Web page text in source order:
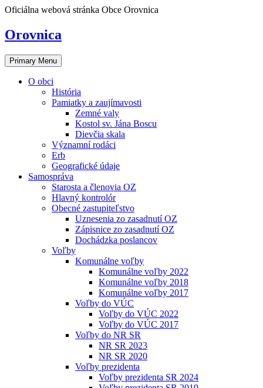
Skip
content
Oficiálna webová stránka Obce Orovnica
Orovnica
Primary Menu
O obci
História
Pamiatky a zaujímavosti
Zemné valy
Kostol sv. Jána Boscu
Dievčia skala
Významní rodáci
Erb
Geografické údaje
Samospráva
Starosta a členovia OZ
Hlavný kontrolór
Obecné zastupiteľstvo
Uznesenia zo zasadnutí OZ
Zápisnice zo zasadnutí OZ
Dochádzka poslancov
Voľby
Komunálne voľby
Komunálne voľby 2022
Komunálne voľby 2018
Komunálne voľby 2017
Voľby do VÚC
Voľby do VÚC 2022
Voľby do VÚC 2017
Voľby do NR SR
NR SR 2023
NR SR 2020
Voľby prezidenta
Voľby prezidenta SR 2024